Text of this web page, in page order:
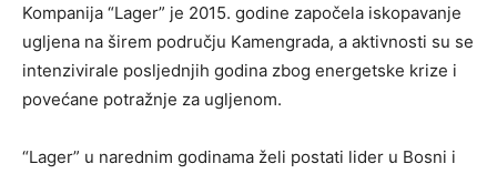
Kompanija “Lager” je 2015. godine započela iskopavanje
ugljena na širem području Kamengrada, a aktivnosti su se
intenzivirale posljednjih godina zbog energetske krize i
povećane potražnje za ugljenom.
“Lager” u narednim godinama želi postati lider u Bosni i